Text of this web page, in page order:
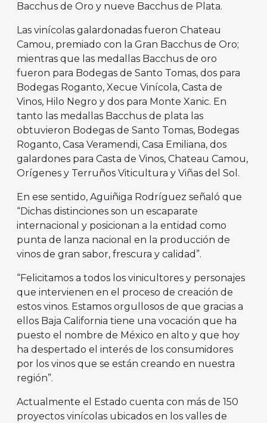
Bacchus de Oro y nueve Bacchus de Plata.
Las vinícolas galardonadas fueron Chateau
Camou, premiado con la Gran Bacchus de Oro;
mientras que las medallas Bacchus de oro
fueron para Bodegas de Santo Tomas, dos para
Bodegas Roganto, Xecue Vinícola, Casta de
Vinos, Hilo Negro y dos para Monte Xanic. En
tanto las medallas Bacchus de plata las
obtuvieron Bodegas de Santo Tomas, Bodegas
Roganto, Casa Veramendi, Casa Emiliana, dos
galardones para Casta de Vinos, Chateau Camou,
Orígenes y Terruños Viticultura y Viñas del Sol.
En ese sentido, Aguiñiga Rodríguez señaló que
“Dichas distinciones son un escaparate
internacional y posicionan a la entidad como
punta de lanza nacional en la producción de
vinos de gran sabor, frescura y calidad”.
“Felicitamos a todos los vinicultores y personajes
que intervienen en el proceso de creación de
estos vinos. Estamos orgullosos de que gracias a
ellos Baja California tiene una vocación que ha
puesto el nombre de México en alto y que hoy
ha despertado el interés de los consumidores
por los vinos que se están creando en nuestra
región”.
Actualmente el Estado cuenta con más de 150
proyectos vinícolas ubicados en los valles de